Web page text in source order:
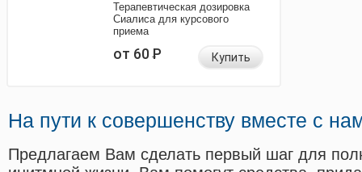
Терапевтическая дозировка
Сиалиса для курсового
приема
от 60Р Купить
На пути к совершенству вместе с
Предлагаем Вам сделать первый шаг для